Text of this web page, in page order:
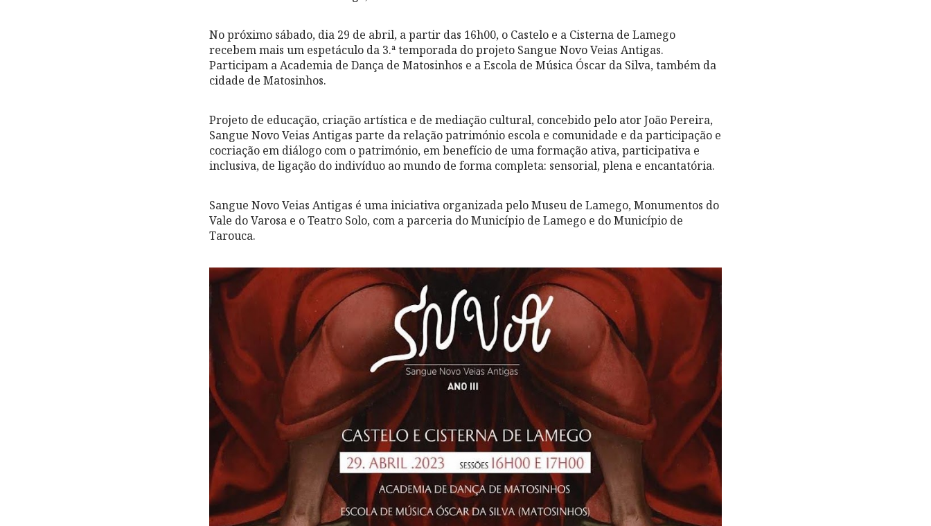
No próximo sábado, dia 29 de abril, a partir das 16h00, o Castelo e a Cisterna de Lamego
recebem mais um espetáculo da 3.ª temporada do projeto Sangue Novo Veias Antigas.
Participam a Academia de Dança de Matosinhos e a Escola de Música Óscar da Silva, também da
cidade de Matosinhos.
Projeto de educação, criação artística e de mediação cultural, concebido pelo ator João Pereira,
Sangue Novo Veias Antigas parte da relação património escola e comunidade e da participação e
cocriação em diálogo com o património, em benefício de uma formação ativa, participativa e
inclusiva, de ligação do indivíduo ao mundo de forma completa: sensorial, plena e encantatória.
Sangue Novo Veias Antigas é uma iniciativa organizada pelo Museu de Lamego, Monumentos do
Vale do Varosa e o Teatro Solo, com a parceria do Município de Lamego e do Município de
Tarouca.